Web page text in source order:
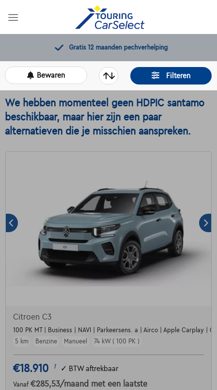
Gratis 12 maanden pechverhelping
Filteren
Bewaren
We hebben momenteel geen HDPIC santamo
beschikbaar, maar hier zijn een paar
alternatieven die je misschien aanspreken.
Citroen C3
100 PK MT | Business | NAVI | Parkeersens. a | Airco | Apple Carplay |
5 km
Benzine Manueel 74 kW ( 100 PK )
€18.910 1 ✓ BTW aftrekbaar
Vanaf €285,53/maand met een laatste